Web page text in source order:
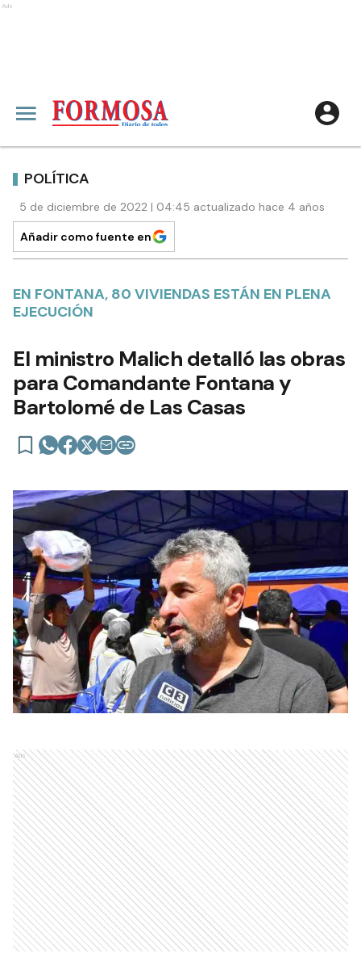
Ads
POLÍTICA
5 de diciembre de 2022 | 04:45 actualizado hace 4 años
Añadir como fuente en
EN FONTANA, 80 VIVIENDAS ESTÁN EN PLENA
EJECUCIÓN
El ministro Malich detalló las obras
para Comandante Fontana y
Bartolomé de Las Casas
Ads